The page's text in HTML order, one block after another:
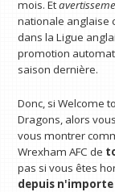
mois. Et
nationale anglaise
dans la Ligue
promotion
saison dernière.
Donc, si Welcome
Dragons, alors
vous montrer
Wrexham AFC de
pas si vous êtes
depuis n'importe